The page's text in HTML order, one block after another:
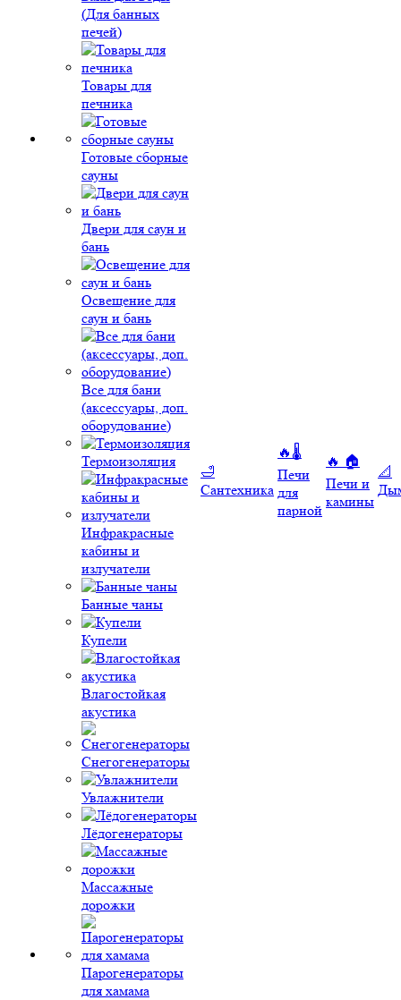
(Для банных
печей)
Товары для
печника
Готовые сборные
сауны
Двери для саун и
бань
Освещение для
саун и бань
Все для бани
(аксессуары, доп.
оборудование)
Термоизоляция
Инфракрасные
кабины и
излучатели
Банные чаны
Купели
Влагостойкая
акустика
Снегогенераторы
Увлажнители
Лёдогенераторы
Массажные
дорожки
Парогенераторы
для хамама
🛁
Сантехника
🔥🌡️
Печи
для
парной
🔥 🏠
Печи и
камины
📐